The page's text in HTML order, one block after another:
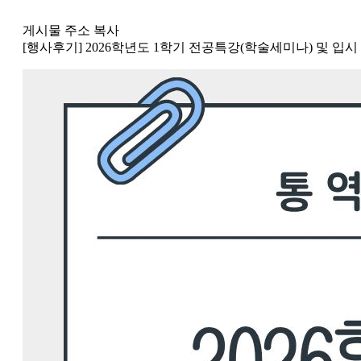
게시물 주소 복사
[행사후기] 2026학년도 1학기 전공특강(학술세미나) 및 입